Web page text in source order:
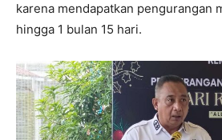
karena mendapatkan pengurangan
hingga 1 bulan 15 hari.